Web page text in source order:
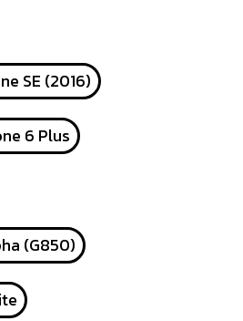
SE (2016)
6 Plus
(G850)